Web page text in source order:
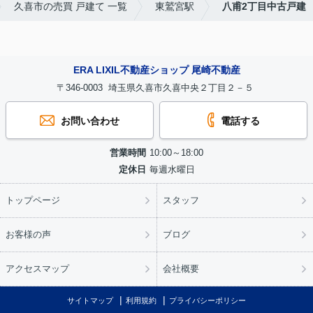
久喜市の売買 戸建て 一覧 東鷲宮駅 八甫2丁目中古戸建
ERA LIXIL不動産ショップ 尾崎不動産
〒346-0003 埼玉県久喜市久喜中央２丁目２－５
お問い合わせ 電話する
営業時間 10:00～18:00
定休日 毎週水曜日
トップページ スタッフ
お客様の声 ブログ
アクセスマップ 会社概要
サイトマップ 利用規約 プライバシーポリシー